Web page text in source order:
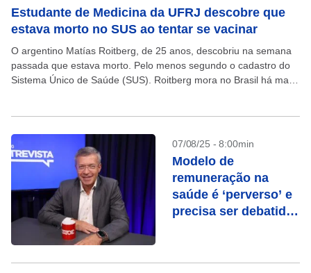
Estudante de Medicina da UFRJ descobre que
estava morto no SUS ao tentar se vacinar
O argentino Matías Roitberg, de 25 anos, descobriu na semana
passada que estava morto. Pelo menos segundo o cadastro do
Sistema Único de Saúde (SUS). Roitberg mora no Brasil há mais
07/08/25 - 8:00min
Modelo de
remuneração na
saúde é ‘perverso’ e
precisa ser debatido,